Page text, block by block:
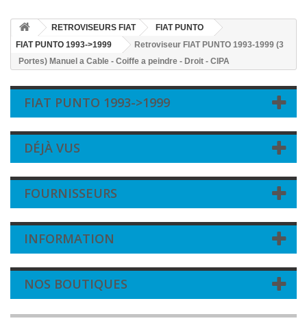
RETROVISEURS FIAT
FIAT PUNTO
FIAT PUNTO 1993->1999
Retroviseur FIAT PUNTO 1993-1999 (3
Portes) Manuel a Cable - Coiffe a peindre - Droit - CIPA
FIAT PUNTO 1993->1999
DÉJÀ VUS
FOURNISSEURS
INFORMATION
NOS BOUTIQUES